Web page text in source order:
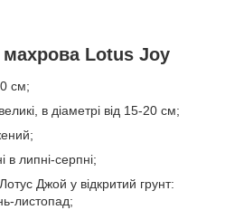
махрова Lotus Joy
см;
в діаметрі від 15-20 см;
в липні-серпні;
Лотус Джой у відкритий грунт:
листопад;